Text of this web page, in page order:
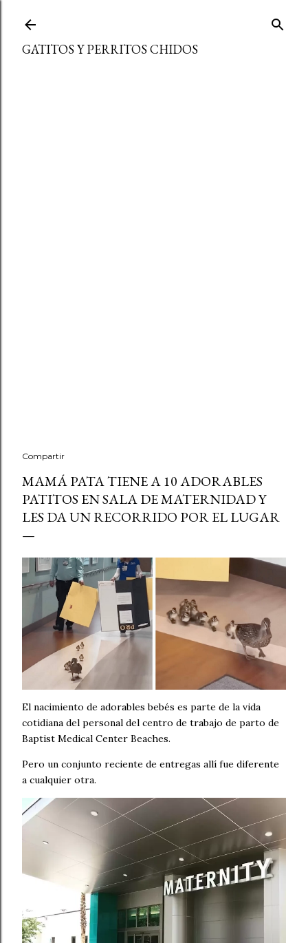
GATITOS Y PERRITOS CHIDOS
Compartir
MAMÁ PATA TIENE A 10 ADORABLES
PATITOS EN SALA DE MATERNIDAD Y
LES DA UN RECORRIDO POR EL LUGAR
El nacimiento de adorables bebés es parte de la vida
cotidiana del personal del centro de trabajo de parto de
Baptist Medical Center Beaches.
Pero un conjunto reciente de entregas allí fue diferente
a cualquier otra.